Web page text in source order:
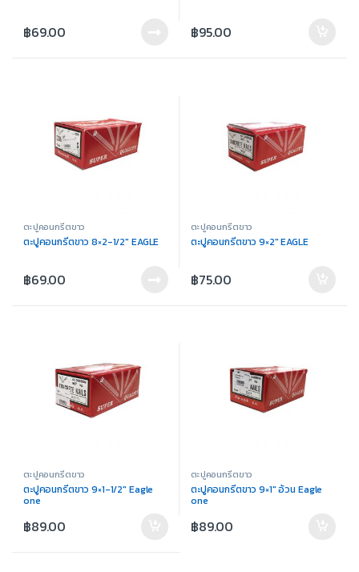
฿69.00 ฿95.00
ตะปูคอนกรีตขาว
ตะปูคอนกรีตขาว 8×2-1/2″ EAGLE
฿69.00
ตะปูคอนกรีตขาว
ตะปูคอนกรีตขาว 9×2″ EAGLE
฿75.00
ตะปูคอนกรีตขาว
ตะปูคอนกรีตขาว 9×1-1/2″ Eagle
one
฿89.00
ตะปูคอนกรีตขาว
ตะปูคอนกรีตขาว 9×1″ อ้วน Eagle
one
฿89.00